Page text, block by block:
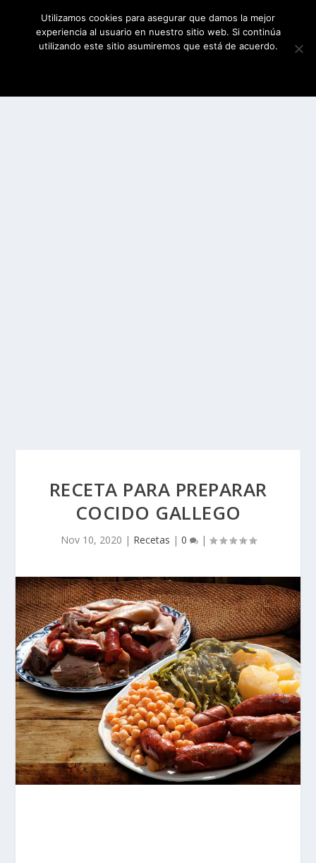
RECETA PARA PREPARAR
COCIDO GALLEGO
Nov 10, 2020 | Recetas | 0 |
Utilizamos cookies para asegurar que damos la mejor
experiencia al usuario en nuestro sitio web. Si continúa
utilizando este sitio asumiremos que está de acuerdo.